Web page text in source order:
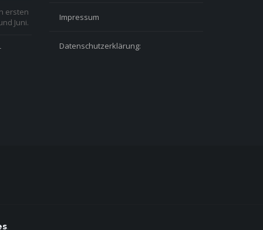
ersten
Juni.
Impressum
Datenschutzerklärung:
.